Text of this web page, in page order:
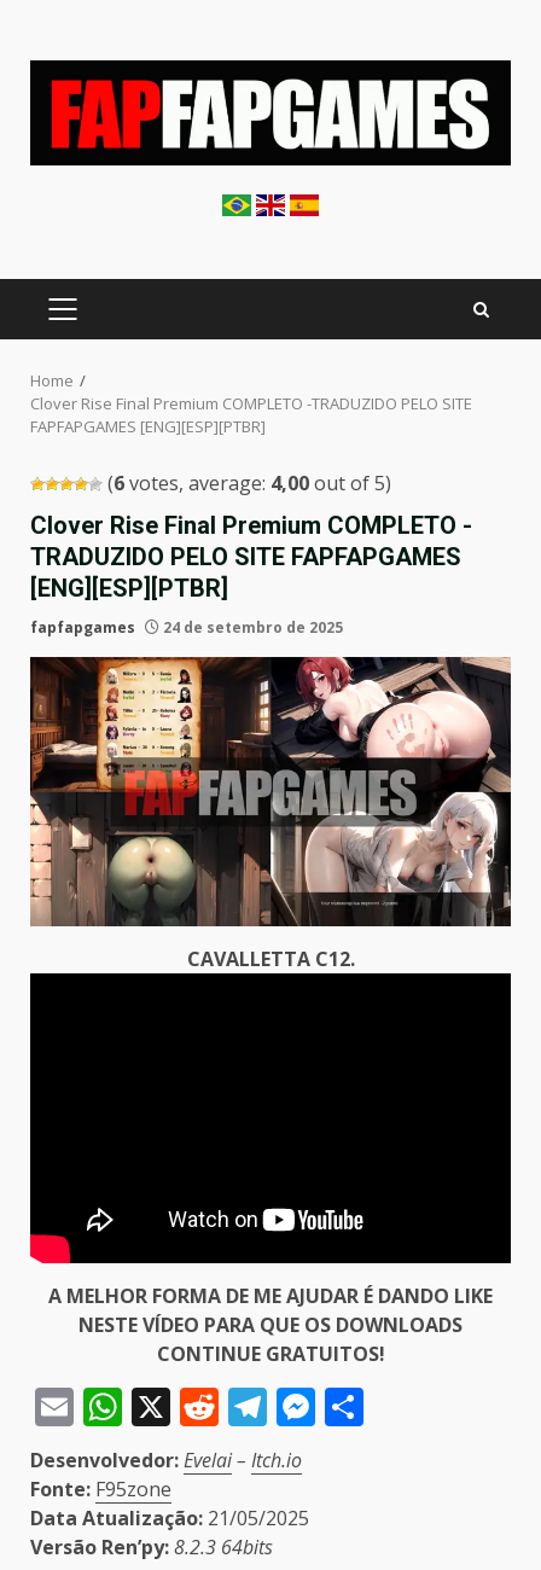
PRIMARY
MENU
Home
Clover Rise Final Premium COMPLETO -TRADUZIDO PELO SITE
FAPFAPGAMES [ENG][ESP][PTBR]
(6votes, average: 4,00out of 5)
Clover Rise Final Premium COMPLETO -
TRADUZIDO PELO SITE FAPFAPGAMES
[ENG][ESP][PTBR]
fapfapgames 24 de setembro de 2025
CAVALLETTA C12.
A MELHOR FORMA DE ME AJUDAR É DANDO LIKE
NESTE VÍDEO PARA QUE OS DOWNLOADS
CONTINUE GRATUITOS!
EmailWhatsApp
X Reddit
Telegram
Messenger
Desenvolvedor:Evelai– Itch.io
Fonte: F95zone
Data Atualização: 21/05/2025
Versão Ren’py:8.2.3 64bits